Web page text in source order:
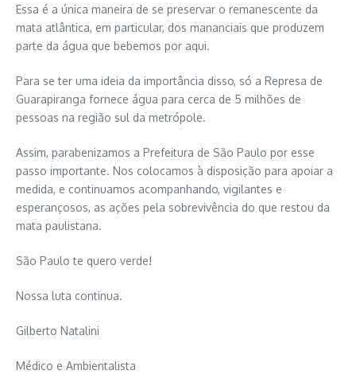
Essa é a única maneira de se preservar o remanescente da
mata atlântica, em particular, dos mananciais que produzem
parte da água que bebemos por aqui.
Para se ter uma ideia da importância disso, só a Represa de
Guarapiranga fornece água para cerca de 5 milhões de
pessoas na região sul da metrópole.
Assim, parabenizamos a Prefeitura de São Paulo por esse
passo importante. Nos colocamos à disposição para apoiar a
medida, e continuamos acompanhando, vigilantes e
esperançosos, as ações pela sobrevivência do que restou da
mata paulistana.
São Paulo te quero verde!
Nossa luta continua.
Gilberto Natalini
Médico e Ambientalista